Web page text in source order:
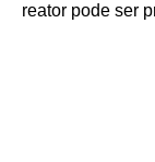
reator pode ser